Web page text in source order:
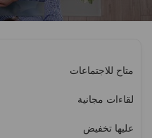
متاح للاجتماعات
لقاءات مجانية
عليها تخفيض